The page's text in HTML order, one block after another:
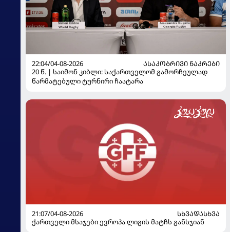
22:04/04-08-2026
ᲐᲡᲐᲙᲝᲑᲠᲘᲕᲘ ᲜᲐᲙᲠᲔᲑᲘ
20 წ. | საიმონ კიბლი: საქართველომ გამორჩეულად
წარმატებული ტურნირი ჩაატარა
21:07/04-08-2026
ᲡᲮᲕᲐᲓᲐᲡᲮᲕᲐ
ქართველი მსაჯები ევროპა ლიგის მატჩს განსჯიან